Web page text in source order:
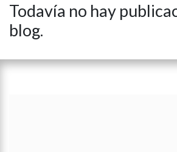
Todavía no hay
blog.